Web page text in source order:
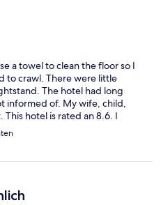
a towel to clean the floor so I
to crawl. There were little
The hotel had long
informed of. My wife, child,
hotel is rated an 8.6. I